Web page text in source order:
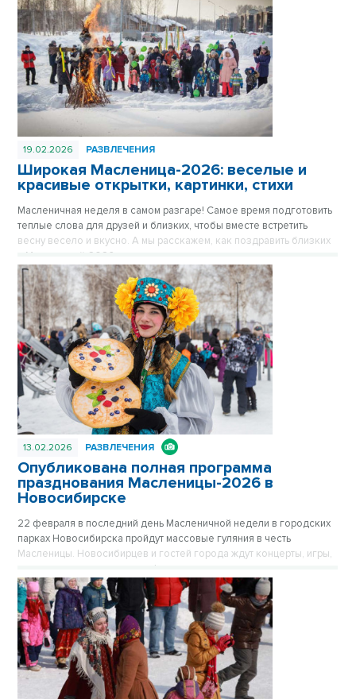
19.02.2026 РАЗВЛЕЧЕНИЯ
Широкая Масленица-2026: веселые и
красивые открытки, картинки, стихи
Масленичная неделя в самом разгаре! Самое время подготовить
теплые слова для друзей и близких, чтобы вместе встретить
весну весело и вкусно. А мы расскажем, как поздравить близких
с Масленицей-2026.
13.02.2026 РАЗВЛЕЧЕНИЯ
Опубликована полная программа
празднования Масленицы-2026 в
Новосибирске
22 февраля в последний день Масленичной недели в городских
парках Новосибирска пройдут массовые гуляния в честь
Масленицы. Новосибирцев и гостей города ждут концерты, игры,
мастер‑классы, угощения и финальное сожжение чучела.